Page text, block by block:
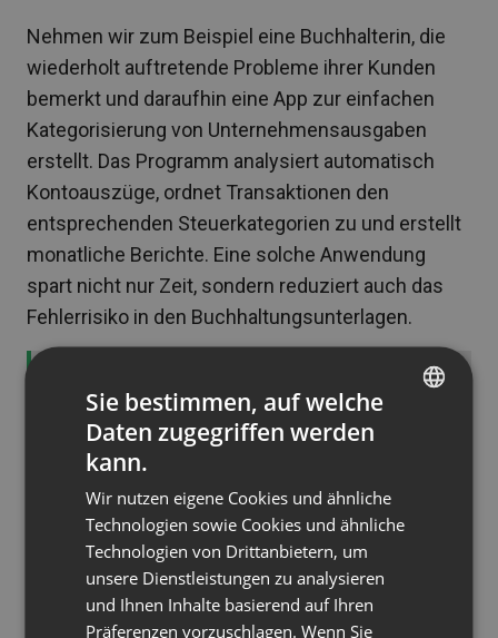
Nehmen wir zum Beispiel eine Buchhalterin, die
wiederholt auftretende Probleme ihrer Kunden
bemerkt und daraufhin eine App zur einfachen
Kategorisierung von Unternehmensausgaben
erstellt. Das Programm analysiert automatisch
Kontoauszüge, ordnet Transaktionen den
entsprechenden Steuerkategorien zu und erstellt
monatliche Berichte. Eine solche Anwendung
spart nicht nur Zeit, sondern reduziert auch das
Fehlerrisiko in den Buchhaltungsunterlagen.
öffentlichen Reden
Der Prozess der Erstellung
eines digitalen Produkts
Schritt 1: Markt- und
Kundenbedürfnisse erforschen
ENGLISH
GERMAN
POLISH
RUSSIAN
SPANISH
Sie bestimmen, auf welche
Daten zugegriffen werden
kann.
Wir nutzen eigene Cookies und ähnliche
Technologien sowie Cookies und ähnliche
Technologien von Drittanbietern, um
unsere Dienstleistungen zu analysieren
und Ihnen Inhalte basierend auf Ihren
Präferenzen vorzuschlagen. Wenn Sie